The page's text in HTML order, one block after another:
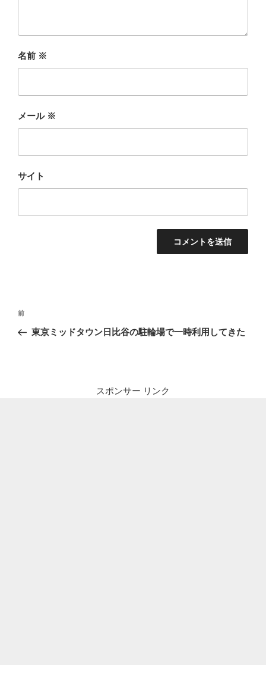
名前 ※
メール ※
サイト
投
ナ
前
の
前
東京ミッドタウン日比谷の駐輪場で一時利用してきた
スポンサー リンク